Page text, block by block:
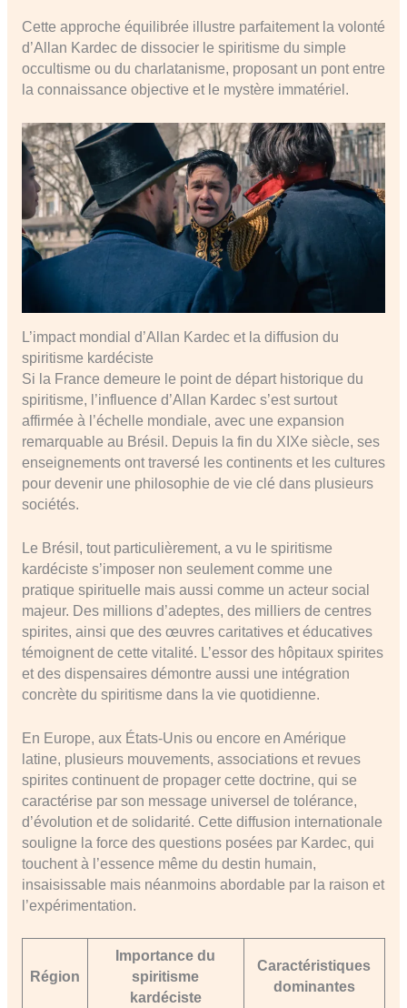
Cette approche équilibrée illustre parfaitement la volonté
d’Allan Kardec de dissocier le spiritisme du simple
occultisme ou du charlatanisme, proposant un pont entre
la connaissance objective et le mystère immatériel.
L’impact mondial d’Allan Kardec et la diffusion du
spiritisme kardéciste
Si la France demeure le point de départ historique du
spiritisme, l’influence d’Allan Kardec s’est surtout
affirmée à l’échelle mondiale, avec une expansion
remarquable au Brésil. Depuis la fin du XIXe siècle, ses
enseignements ont traversé les continents et les cultures
pour devenir une philosophie de vie clé dans plusieurs
sociétés.
Le Brésil, tout particulièrement, a vu le spiritisme
kardéciste s’imposer non seulement comme une
pratique spirituelle mais aussi comme un acteur social
majeur. Des millions d’adeptes, des milliers de centres
spirites, ainsi que des œuvres caritatives et éducatives
témoignent de cette vitalité. L’essor des hôpitaux spirites
et des dispensaires démontre aussi une intégration
concrète du spiritisme dans la vie quotidienne.
En Europe, aux États-Unis ou encore en Amérique
latine, plusieurs mouvements, associations et revues
spirites continuent de propager cette doctrine, qui se
caractérise par son message universel de tolérance,
d’évolution et de solidarité. Cette diffusion internationale
souligne la force des questions posées par Kardec, qui
touchent à l’essence même du destin humain,
insaisissable mais néanmoins abordable par la raison et
l’expérimentation.
Région
Importance du
spiritisme
kardéciste
Caractéristiques
dominantes